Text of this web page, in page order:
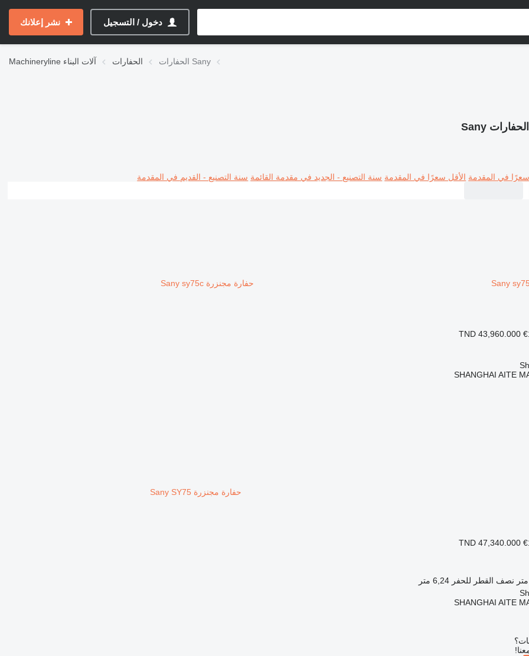
دخول / التسجيل نشر إعلانك
Machineryline آلات البناء الحفارات الحفارات Sany
الحفارات Sany
سعرًا في المقدمة الأقل سعرًا في المقدمة سنة التصنيع - الجديد في مقدمة القائمة سنة التصنيع - القديم في المقدمة
حفارة مجنزرة Sany sy75c
TND 43,960.000
SHANGHAI AITE
حفارة مجنزرة Sany SY75
TND 47,340.000
نصف القطر للحفر 6,24 متر
SHANGHAI AITE